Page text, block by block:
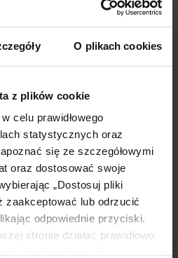
O plikach cookies
z plików cookie
celu prawidłowego
statystycznych oraz
się ze szczegółowymi
oraz dostosować swoje
„Dostosuj pliki
zaakceptować lub odrzucić
odpowiednie przyciski.
stronie działać prawidłowo.